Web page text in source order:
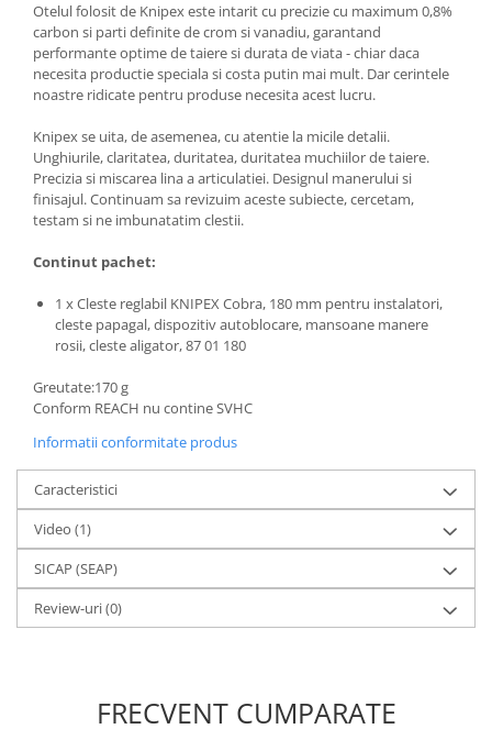
Otelul folosit de Knipex este intarit cu precizie cu maximum 0,8%
carbon si parti definite de crom si vanadiu, garantand
performante optime de taiere si durata de viata - chiar daca
necesita productie speciala si costa putin mai mult. Dar cerintele
noastre ridicate pentru produse necesita acest lucru.
Knipex se uita, de asemenea, cu atentie la micile detalii.
Unghiurile, claritatea, duritatea, duritatea muchiilor de taiere.
Precizia si miscarea lina a articulatiei. Designul manerului si
finisajul. Continuam sa revizuim aceste subiecte, cercetam,
testam si ne imbunatatim clestii.
Continut pachet:
1 x Cleste reglabil KNIPEX Cobra, 180 mm pentru instalatori,
cleste papagal, dispozitiv autoblocare, mansoane manere
rosii, cleste aligator, 87 01 180
Greutate:170 g
Conform REACH nu contine SVHC
Informatii conformitate produs
Caracteristici
Video (1)
SICAP (SEAP)
Review-uri(0)
FRECVENT CUMPARATE